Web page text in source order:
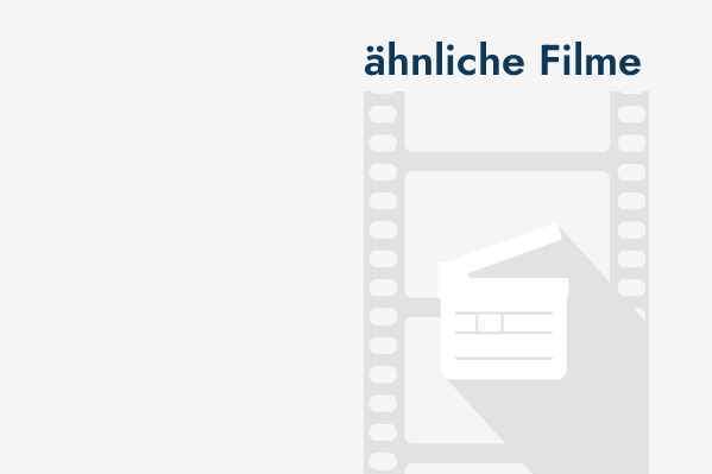
ähnliche Filme